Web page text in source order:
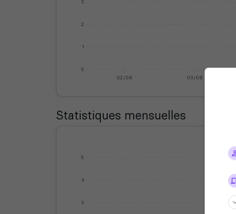
0
1
2
3
02/08 03/08
Statistiques mensuelles
3
4
5